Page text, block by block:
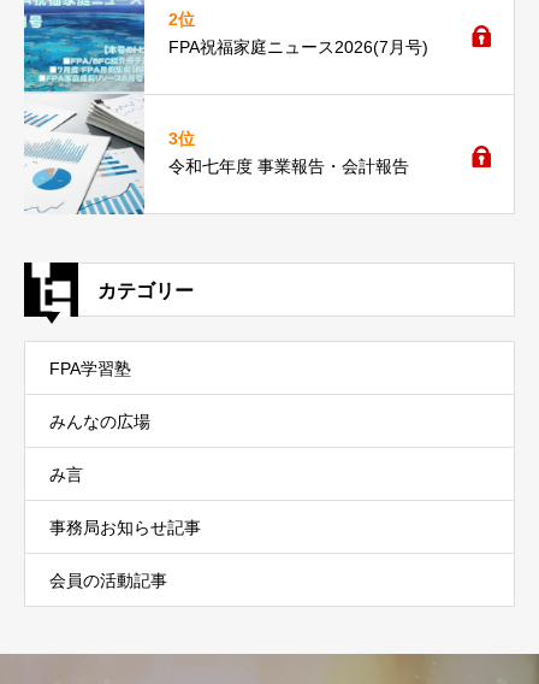
2位
FPA祝福家庭ニュース2026(7月号)
3位
令和七年度 事業報告・会計報告
カテゴリー
FPA学習塾
みんなの広場
み言
事務局お知らせ記事
会員の活動記事